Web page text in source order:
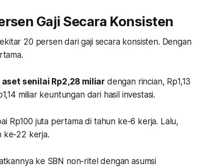
Gaji Secara Konsisten
20 persen dari gaji secara konsisten. Dengan
senilai Rp2,28 miliar dengan rincian, Rp1,13
miliar keuntungan dari hasil investasi.
Rp100 juta pertama di tahun ke-6 kerja. Lalu,
ke-22 kerja.
ke SBN non-ritel dengan asumsi